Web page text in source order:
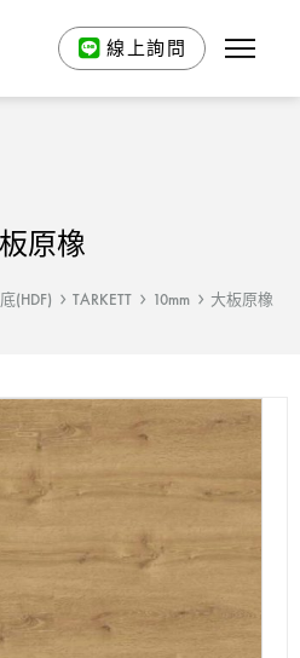
線上詢問
原橡
(HDF) TARKETT 10mm 大板原橡